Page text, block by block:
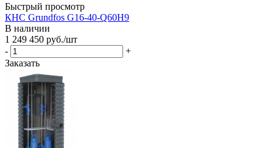
Быстрый просмотр
КНС Grundfos G16-40-Q60H9
В наличии
1 249 450 руб./шт
-
+
Заказать